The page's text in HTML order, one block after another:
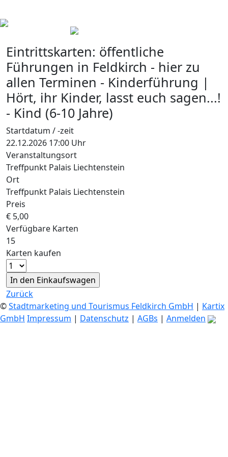
Eintrittskarten: öffentliche
Führungen in Feldkirch - hier zu
allen Terminen - Kinderführung |
Hört, ihr Kinder, lasst euch sagen...!
- Kind (6-10 Jahre)
Startdatum / -zeit
22.12.2026 17:00 Uhr
Veranstaltungsort
Treffpunkt Palais Liechtenstein
Ort
Treffpunkt Palais Liechtenstein
Preis
€ 5,00
Verfügbare Karten
15
Karten kaufen
Zurück
©Stadtmarketing und Tourismus Feldkirch GmbH | Kartix
GmbH Impressum | Datenschutz | AGBs | Anmelden